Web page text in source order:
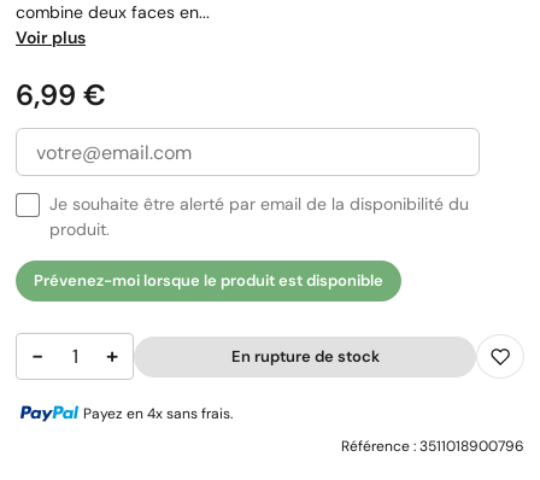
combine deux faces en...
Voir plus
Prix
6,99 €
Je souhaite être alerté par email de la disponibilité du
produit.
Prévenez-moi lorsque le produit est disponible
− + En rupture de stock
Payez en 4x sans frais.
Référence :3511018900796